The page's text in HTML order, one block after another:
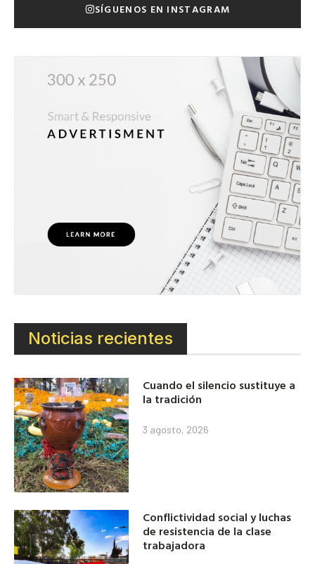
SÍGUENOS EN INSTAGRAM
Noticias recientes
Cuando el silencio sustituye a
la tradición
3 agosto, 2026
Conflictividad social y luchas
de resistencia de la clase
trabajadora